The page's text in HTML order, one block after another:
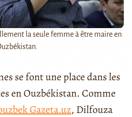
la seule femme à être maire en
se font une place dans les
en Ouzbékistan. Comme
Gazeta.uz, Dilfouza